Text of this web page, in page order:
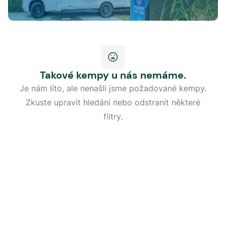
Takové kempy u nás nemáme.
Je nám líto, ale nenašli jsme požadované kempy.
Zkuste upravit hledání nebo odstranit některé
filtry.